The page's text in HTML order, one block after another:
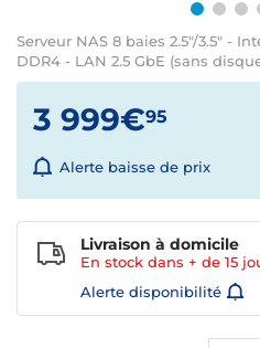
Serveur NAS 8 baies 2.5"/3.5" -
DDR4 - LAN 2.5 GbE (sans
3 999€95
Alerte baisse de prix
Livraison à domicile
En stock dans + de 15
Alerte disponibilité